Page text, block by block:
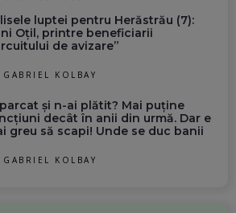
luptei pentru Herăstrău (7):
Oțil, printre beneficiarii
de avizare”
GABRIEL KOLBAY
și n-ai plătit? Mai puține
decât în anii din urmă. Dar e
greu să scapi! Unde se duc banii
GABRIEL KOLBAY